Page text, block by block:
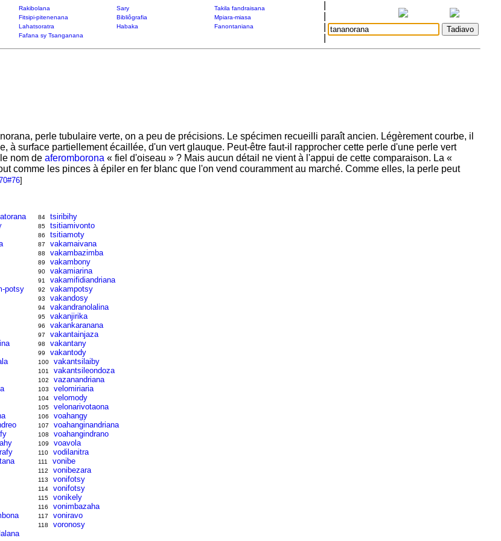
Rakibolana Sary
Takila fandraisana
Fitsipi-pitenenana Bibliôgrafia
Mpiara-miasa
Lahatsoratra Habaka
Fanontaniana
Fafana sy Tsanganana
perle tubulaire verte, on a peu de précisions. Le spécimen recueilli paraît ancien. Légèrement courbe, il
à surface partiellement écaillée, d'un vert glauque. Peut-être faut-il rapprocher cette perle d'une perle vert
nom de aferomborona « fiel d'oiseau » ? Mais aucun détail ne vient à l'appui de cette comparaison. La «
comme les pinces à épiler en fer blanc que l'on vend couramment au marché. Comme elles, la perle peut
]
potsy
84 tsiribihy
85 tsitiamivonto
86 tsitiamoty
87 vakamaivana
88 vakambazimba
89 vakambony
90 vakamiarina
91 vakamifidiandriana
92 vakampotsy
93 vakandosy
94 vakandranolalina
95 vakanjirika
96 vakankaranana
97 vakantainjaza
98 vakantany
99 vakantody
100 vakantsilaiby
101 vakantsileondoza
102 vazanandriana
103 velomiriaria
104 velomody
105 velonarivotaona
106 voahangy
107 voahanginandriana
108 voahangindrano
109 voavola
110 vodilanitra
111 vonibe
112 vonibezara
113 vonifotsy
114 vonifotsy
115 vonikely
116 vonimbazaha
117 voniravo
118 voronosy